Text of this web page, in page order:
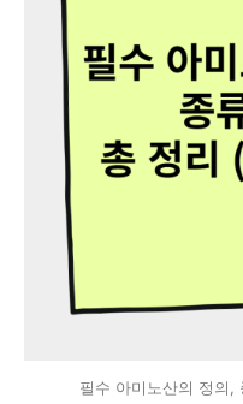
필수 아미노산의 정의